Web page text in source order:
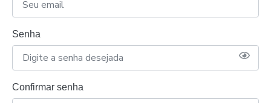
Senha
Confirmar senha